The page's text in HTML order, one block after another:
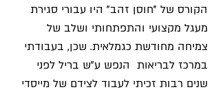
הקורס של "חוסן זהב" היו עבורי סגירת
מעגל מקצועי והתפתחותי ושלב של
צמיחה מחודשת כגמלאית. שכן, בעבודתי
במרכז לבריאות  הנפש ע"ש בריל לפני
שנים רבות זכיתי לעבוד לצידם של מייסדי